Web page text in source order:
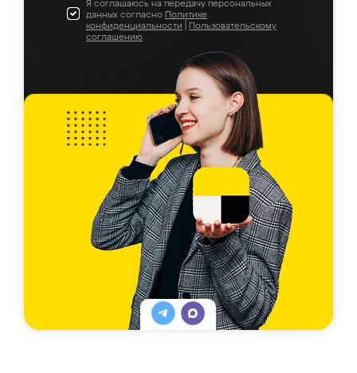
Я соглашаюсь на передачу персональных
данных согласно Политике
конфиденциальности
Пользовательскому
соглашению